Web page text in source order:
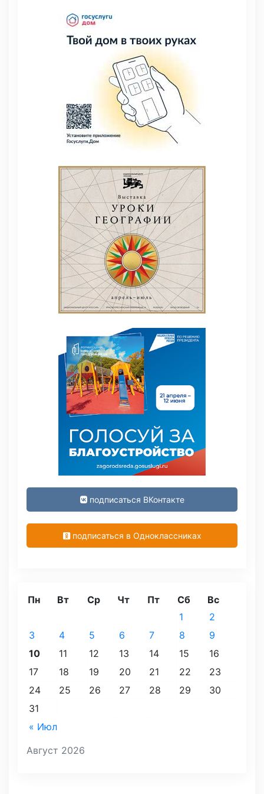
подписаться ВКонтакте
подписаться в Одноклассниках
Август 2026
Пн Вт Ср Чт Пт Сб Вс
« Июл
1
2
3
4 5 6 7 8
9
10
11 12 13 14 15
16
17
18 19 20 21 22
23
24
25 26 27 28 29
30
31